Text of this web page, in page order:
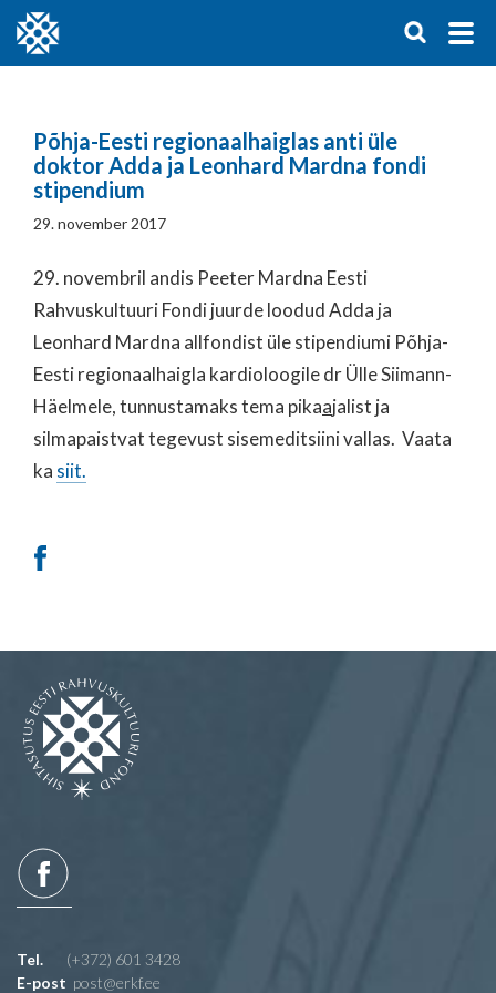
Põhja-Eesti regionaalhaiglas anti üle
doktor Adda ja Leonhard Mardna fondi
stipendium
29. november 2017
29. novembril andis Peeter Mardna Eesti
Rahvuskultuuri Fondi juurde loodud Adda ja
Leonhard Mardna allfondist üle stipendiumi Põhja-
Eesti regionaalhaigla kardioloogile dr Ülle Siimann-
Häelmele, tunnustamaks tema pikaajalist ja
silmapaistvat tegevust sisemeditsiini vallas. Vaata
ka siit.
Tel.
(+372) 601 3428
E-post post@erkf.ee